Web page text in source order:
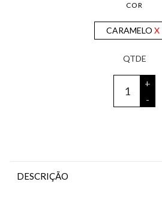
COR
CARAMELO
+
-
DESCRIÇÃO